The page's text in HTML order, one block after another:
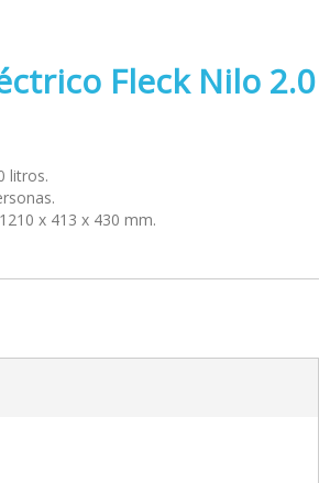
Fleck Nilo 2.0
litros.
x 413 x 430 mm.